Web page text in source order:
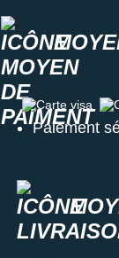
Carte visa
Paiement